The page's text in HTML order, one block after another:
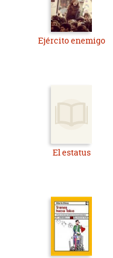
Ejército enemigo
El estatus